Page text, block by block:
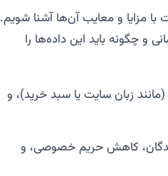
مزایا و معایب آن‌ها آشنا شویم.
و چگونه باید این داده‌ها را
زبان سایت یا سبد خرید)، و
کاهش حریم خصوصی، و